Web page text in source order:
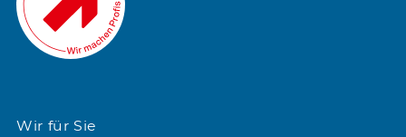
Wir für Sie